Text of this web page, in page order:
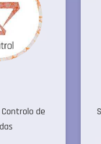
de